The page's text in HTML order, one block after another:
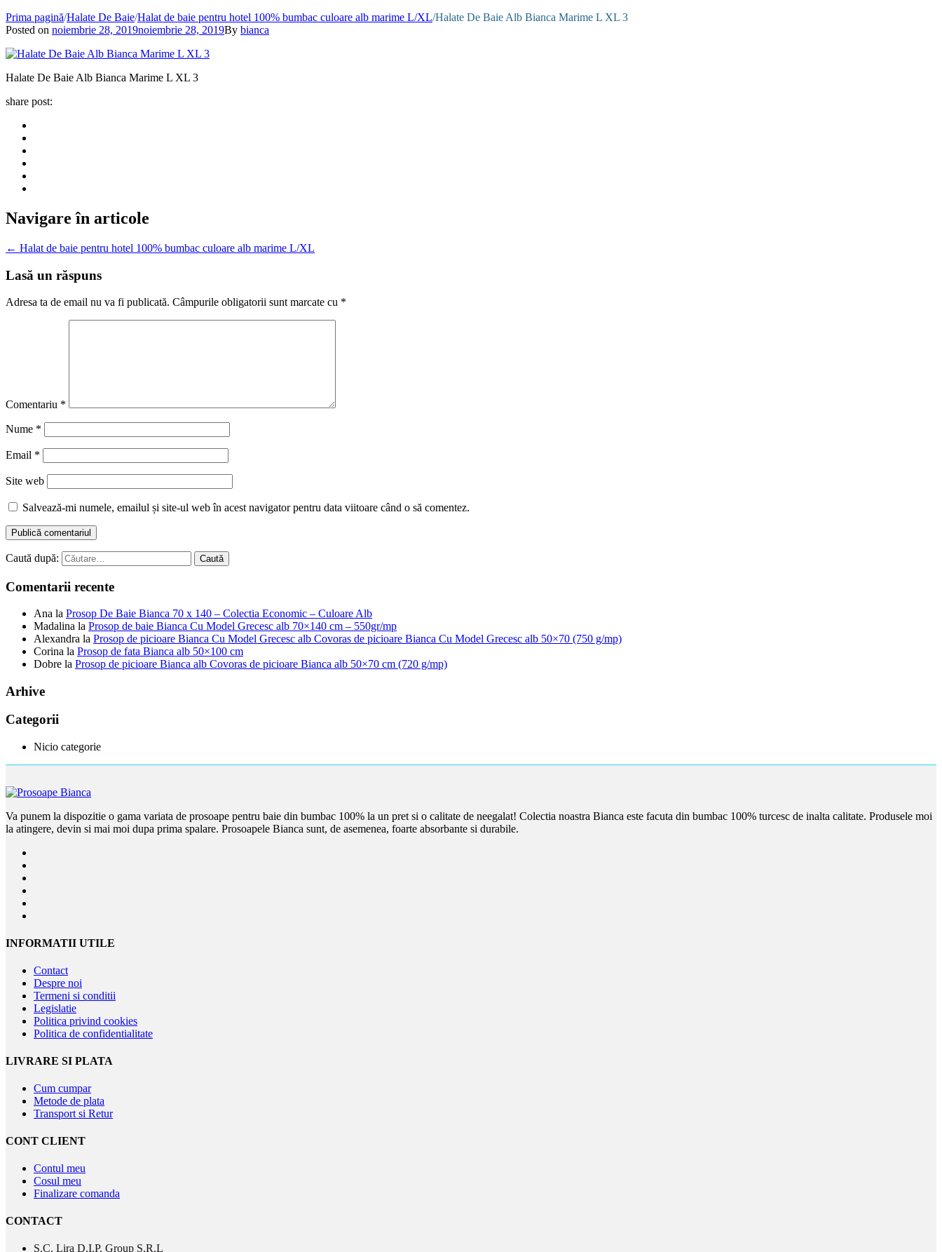
Prima pagină/Halate De Baie/Halat de baie pentru hotel 100% bumbac culoare alb marime L/XL/Halate De Baie Alb Bianca Marime L XL 3
Posted on noiembrie 28, 2019noiembrie 28, 2019By bianca
Halate De Baie Alb Bianca Marime L XL 3
share post:
Navigare în articole
← Halat de baie pentru hotel 100% bumbac culoare alb marime L/XL
Lasă un răspuns
Adresa ta de email nu va fi publicată. Câmpurile obligatorii sunt marcate cu *
Comentariu *
Nume *
Email *
Site web
Salvează-mi numele, emailul și site-ul web în acest navigator pentru data viitoare când o să comentez.
Caută după:
Comentarii recente
Ana la Prosop De Baie Bianca 70 x 140 – Colectia Economic – Culoare Alb
Madalina la Prosop de baie Bianca Cu Model Grecesc alb 70×140 cm – 550gr/mp
Alexandra la Prosop de picioare Bianca Cu Model Grecesc alb Covoras de picioare Bianca Cu Model Grecesc alb 50×70 (750 g/mp)
Corina la Prosop de fata Bianca alb 50×100 cm
Dobre la Prosop de picioare Bianca alb Covoras de picioare Bianca alb 50×70 cm (720 g/mp)
Arhive
Categorii
Nicio categorie
Va punem la dispozitie o gama variata de prosoape pentru baie din bumbac 100% la un pret si o calitate de neegalat! Colectia noastra Bianca este facuta din bumbac 100% turcesc de inalta calitate. Produsele moi
la atingere, devin si mai moi dupa prima spalare. Prosoapele Bianca sunt, de asemenea, foarte absorbante si durabile.
INFORMATII UTILE
Contact
Despre noi
Termeni si conditii
Legislatie
Politica privind cookies
Politica de confidentialitate
LIVRARE SI PLATA
Cum cumpar
Metode de plata
Transport si Retur
CONT CLIENT
Contul meu
Cosul meu
Finalizare comanda
CONTACT
S.C. Lira D.I.P. Group S.R.L